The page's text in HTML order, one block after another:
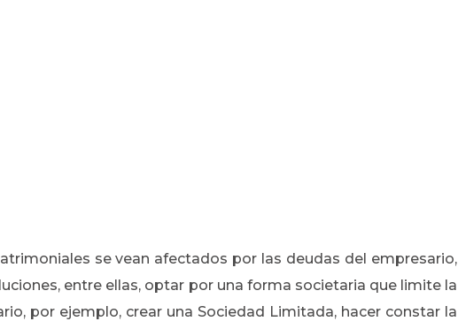
se vean afectados por las deudas del empresario,
entre ellas, optar por una forma societaria que limite la
por ejemplo, crear una Sociedad Limitada, hacer constar la